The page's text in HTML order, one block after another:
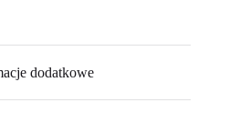
dodatkowe